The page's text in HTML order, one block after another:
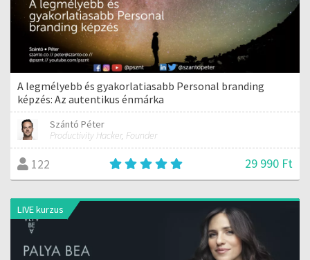
A legmélyebb és gyakorlatiasabb Personal branding
képzés: Az autentikus énmárka
Szántó Péter
Productivity Hacker, Founder
122 29 990 Ft
LIVE kurzus